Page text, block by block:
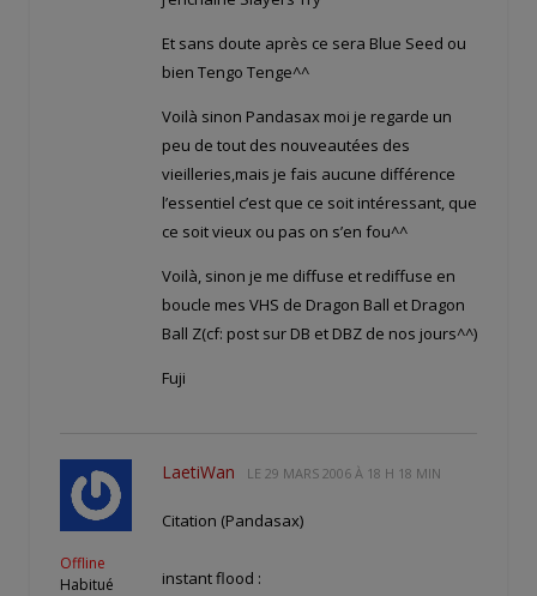
Et sans doute après ce sera Blue Seed ou
bien Tengo Tenge^^
Voilà sinon Pandasax moi je regarde un
peu de tout des nouveautées des
vieilleries,mais je fais aucune différence
l’essentiel c’est que ce soit intéressant, que
ce soit vieux ou pas on s’en fou^^
Voilà, sinon je me diffuse et rediffuse en
boucle mes VHS de Dragon Ball et Dragon
Ball Z(cf: post sur DB et DBZ de nos jours^^)
Fuji
Offline
Habitué
LaetiWan LE 29 MARS 2006 À 18 H 18 MIN
Citation (Pandasax)
instant flood :